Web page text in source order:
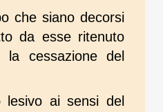
che siano decorsi
da esse ritenuto
la cessazione del
lesivo ai sensi del